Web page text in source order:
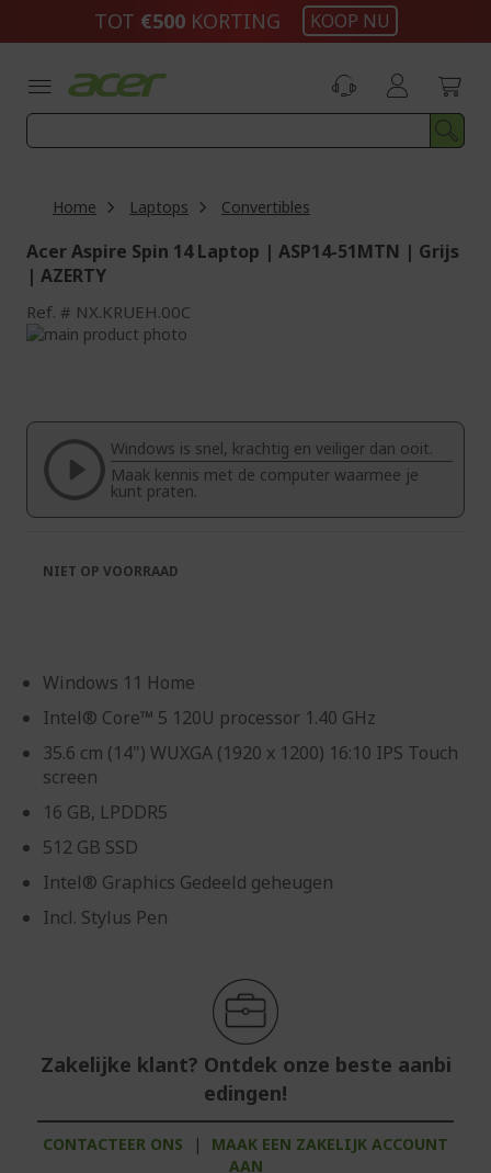
inhoud
TOT €500​KORTING KOOP NU
Home Laptops Convertibles
Acer Aspire Spin 14 Laptop | ASP14-51MTN | Grijs
| AZERTY
Ref. NX.KRUEH.00C
Ga
van
afbeeldingen-
gallerij
begin
afbeeldingen-
gallerij
Windows is snel, krachtig en veiliger dan ooit.
Maak kennis met de computer waarmee je
kunt praten.
Windows 11 Home
Intel® Core™ 5 120U processor 1.40 GHz
35.6 cm (14") WUXGA (1920 x 1200) 16:10 IPS Touch
screen
16 GB, LPDDR5
512 GB SSD
Intel® Graphics Gedeeld geheugen
Incl. Stylus Pen
Zakelijke klant? Ontdek onze beste aanbi
edingen!
CONTACTEER ONS |
MAAK EEN ZAKELIJK ACCOUNT
AAN
NIET OP VOORRAAD